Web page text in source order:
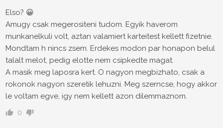
Elso? 😀
Amugy csak megerositeni tudom. Egyik haverom
munkanelkuli volt, aztan valamiert karteitest kellett fizetnie.
Mondtam h nincs zsem. Erdekes modon par honapon belul
talalt melot, pedig elotte nem csipkedte magat.
A masik meg laposra kert. O nagyon megbizhato, csak a
rokonok nagyon szeretik lehuzni. Meg szerncse, hogy akkor
le voltam egve, igy nem kellett azon dilemmaznom.
0